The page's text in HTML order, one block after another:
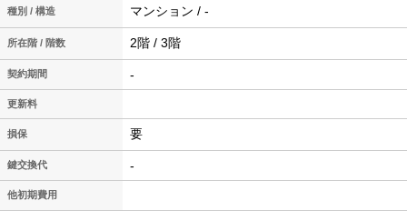
種別 / 構造 マンション / -
所在階 / 階数 2階 / 3階
契約期間 -
更新料
損保 要
鍵交換代 -
他初期費用